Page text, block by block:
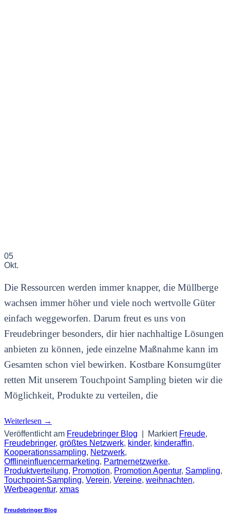
05
Okt.
Die Ressourcen werden immer knapper, die Müllberge
wachsen immer höher und viele noch wertvolle Güter
einfach weggeworfen. Darum freut es uns von
Freudebringer besonders, dir hier nachhaltige Lösungen
anbieten zu können, jede einzelne Maßnahme kann im
Gesamten schon viel bewirken. Kostbare Konsumgüter
retten Mit unserem Touchpoint Sampling bieten wir die
Möglichkeit, Produkte zu verteilen, die
Weiterlesen →
Veröffentlicht am Freudebringer Blog Markiert Freude,
Freudebringer, größtes Netzwerk, kinder, kinderaffin,
Kooperationssampling, Netzwerk,
Offlineinfluencermarketing, Partnernetzwerke,
Produktverteilung, Promotion, Promotion Agentur, Sampling,
Touchpoint-Sampling, Verein, Vereine, weihnachten,
Werbeagentur, xmas
Freudebringer Blog